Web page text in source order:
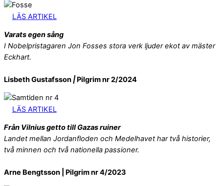
LÄS ARTIKEL
Varats egen sång
I Nobelpristagaren Jon Fosses stora verk ljuder ekot av mäster
Eckhart.
Lisbeth Gustafsson | Pilgrim nr 2/2024
LÄS ARTIKEL
Från Vilnius getto till Gazas ruiner
Landet mellan Jordanfloden och Medelhavet har två historier,
två minnen och två nationella passioner.
Arne Bengtsson | Pilgrim nr 4/2023